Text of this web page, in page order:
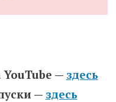
— здесь
— здесь